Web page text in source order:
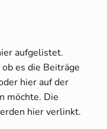
aufgelistet.
es die Beiträge
hier auf der
möchte. Die
hier verlinkt.